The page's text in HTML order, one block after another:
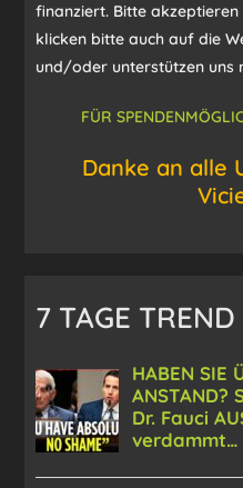
finanziert. Bitte
klicken bitte auch auf die
und/oder unterstützen uns
FÜR
Danke an alle
7 TAGE TREND